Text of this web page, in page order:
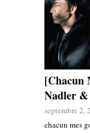
[Chacun
Nadler &
septembre 2,
chacun mes